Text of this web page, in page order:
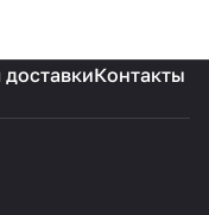
Контакты